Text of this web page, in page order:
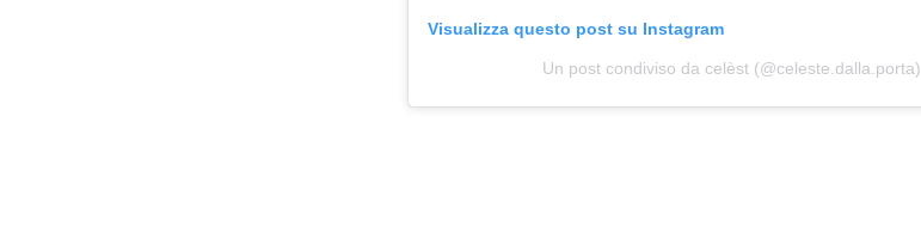
Visualizza questo post su Instagram
Un post condiviso da celèst (@celeste.dalla.porta)